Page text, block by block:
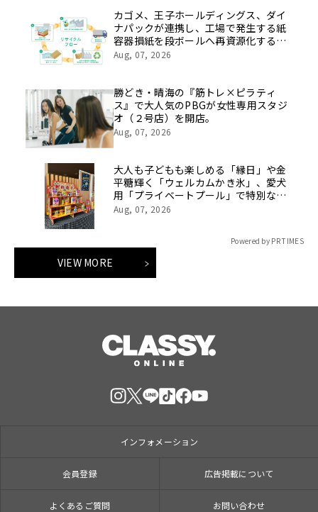
カゴメ、王子ホールディングス、ダイ
ナパックが連携し、工場で発生する紙
容器損紙を段ボールへ再資源化する実
証を開始
Aug, 07, 2026
勝どき・晴海の『筋トレ×ピラティ
ス』で大人気のPBGが女性専用スタジ
オ（２号店）を開店。
Aug, 07, 2026
大人も子どもも楽しめる「縁日」や金
平糖輝く「ウェルカムかき氷」、愛犬
用「プライベートプール」で特別な夏
休みをお届け
Aug, 07, 2026
Powered by PR TIMES
VIEW MORE
インフォメーション
会員登録 広告掲載について
よくあるご質問 お問い合わせ